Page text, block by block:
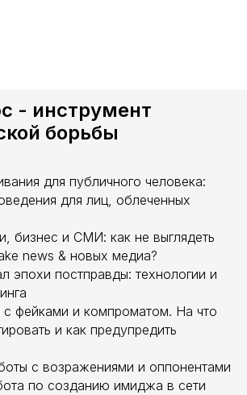
- инструмент
борьбы
для публичного человека:
для лиц, облеченных
бизнес и СМИ: как не выглядеть
news & новых медиа?
эпохи постправды: технологии и
с фейками и компроматом. На что
и как предупредить
с возражениями и оппонентами
по созданию имиджа в сети